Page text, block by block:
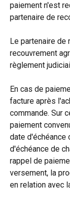
paiement n'est
partenaire de
Le partenaire de
recouvrement
règlement
En cas de
facture après
commande. Sur
paiement
date d'échéance
d'échéance de
rappel de
versement, la
en relation avec